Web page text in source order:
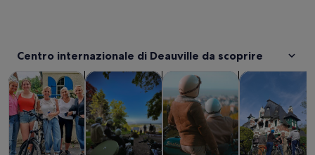
Centro internazionale di Deauville da scoprire
Tour e gite di un giorno Apertura in una nuova scheda
Storia e culturaApertura in una nuova scheda
Tour privati e personalizzati
Divertimenti e